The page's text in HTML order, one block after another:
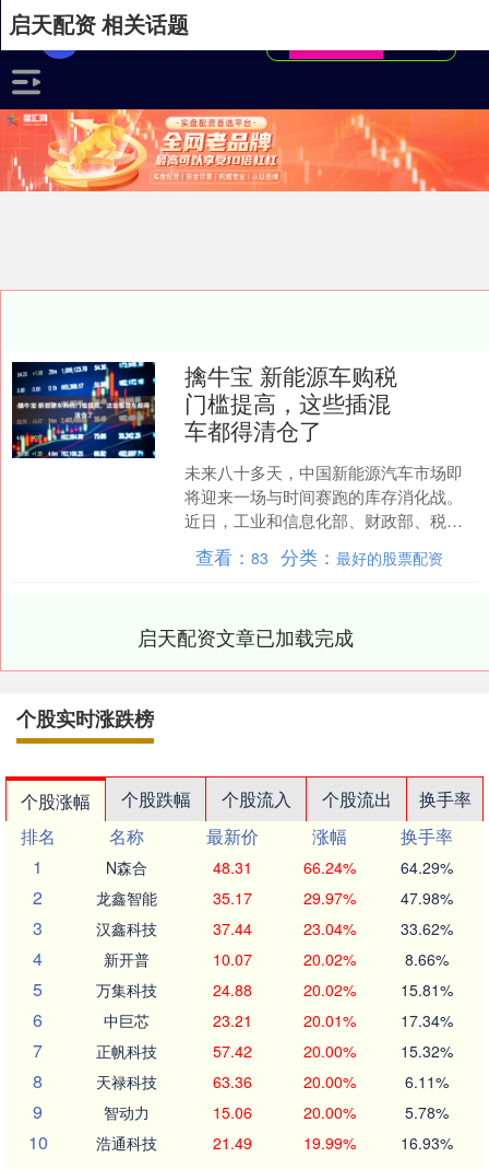
启天配资 相关话题
擒牛宝 新能源车购税
门槛提高，这些插混
车都得清仓了
未来八十多天，中国新能源汽车市场即
将迎来一场与时间赛跑的库存消化战。
近日，工业和信息化部、财政部、税务
总局三部委联合发布的《关于2026—
2027年减免车辆购置....
查看： 83 分类： 最好的股票配资
启天配资文章已加载完成
个股实时涨跌榜
个股涨幅 个股跌幅 个股流入 个股流出
换手率
排名
名称 最新价 涨幅
换手率
1
N森合 48.31 66.24% 64.29%
2 龙鑫智能 35.17 29.97% 47.98%
3 汉鑫科技 37.44 23.04% 33.62%
4 新开普 10.07 20.02% 8.66%
5 万集科技 24.88 20.02% 15.81%
6 中巨芯 23.21 20.01% 17.34%
7 正帆科技 57.42 20.00% 15.32%
8 天禄科技 63.36 20.00% 6.11%
9 智动力 15.06 20.00% 5.78%
10 浩通科技 21.49 19.99% 16.93%